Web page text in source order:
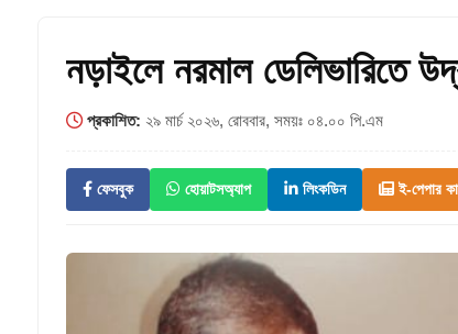
নড়াইলে নরমাল ডেলিভারিতে
প্রকাশিত: ২৯ মার্চ ২০২৬, রোববার, সময়ঃ ০৪.০০ পি.এম
ফেসবুক হোয়াটসঅ্যাপ লিংকডিন ই-পেপার